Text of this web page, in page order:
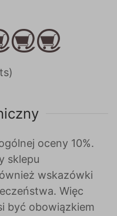
oceny 10%.
sklepu
wskazówki
Więc
być obowiązkiem